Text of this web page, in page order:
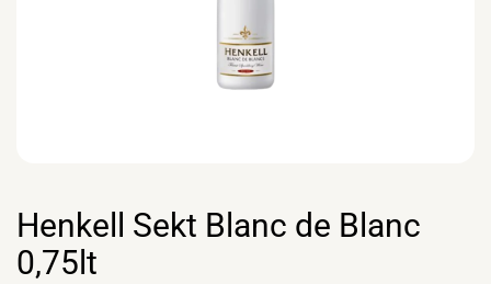
Henkell Sekt Blanc de Blanc
0,75lt